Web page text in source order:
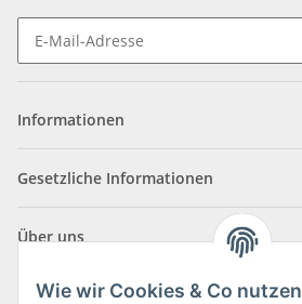
Informationen
Gesetzliche Informationen
Über uns
Wie wir Cookies & Co nutzen